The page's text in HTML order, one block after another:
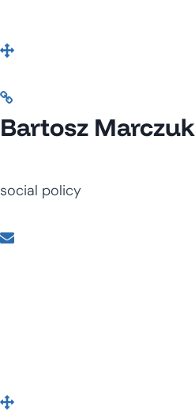
Bartosz Marczuk
social policy